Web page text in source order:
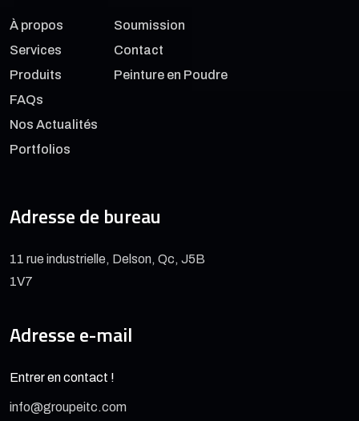
À propos
Services
Produits
FAQs
Nos Actualités
Portfolios
Soumission
Contact
Peinture en Poudre
Adresse de bureau
11 rue industrielle, Delson, Qc, J5B
1V7
Adresse e-mail
Entrer en contact !
info@groupeitc.com